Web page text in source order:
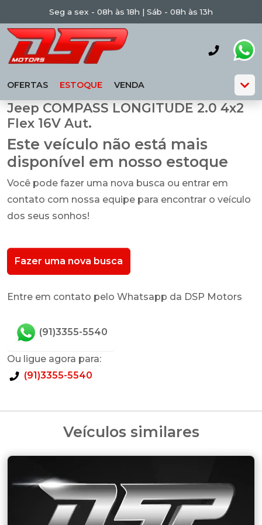
Seg a sex - 08h às 18h | Sáb - 08h às 13h
OFERTAS ESTOQUE VENDA
Jeep COMPASS LONGITUDE 2.0 4x2
Flex 16V Aut.
Este veículo não está mais
disponível em nosso estoque
Você pode fazer uma nova busca ou entrar em
contato com nossa equipe para encontrar o veículo
dos seus sonhos!
Fazer uma nova busca
Entre em contato pelo Whatsapp da DSP Motors
(91)3355-5540
Ou ligue agora para:
(91)3355-5540
Veículos similares